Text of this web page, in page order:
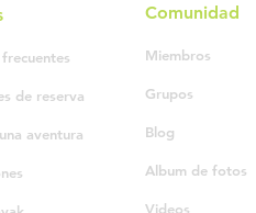
de reserva
aventura
Comunidad
Miembros
Grupos
Blog
Album de fotos
Videos